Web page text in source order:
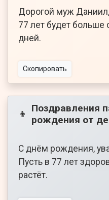
Дорогой муж
77 лет будет больше
дней.
Скопировать
👦
Поздравления
рождения от
С днём рождения,
Пусть в 77 лет
растёт.